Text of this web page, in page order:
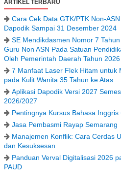
ARTIKEL TERBARU
Cara Cek Data GTK/PTK Non-
Dapodik Sampai 31 Desember 2024
SE Mendikdasmen Nomor 7
Guru Non ASN Pada Satuan
Oleh Pemerintah Daerah Tahun 2026
7 Manfaat Laser Flek Hitam untuk
pada Kulit Wanita 35 Tahun ke Atas
Aplikasi Dapodik Versi 2027
2026/2027
Pentingnya Kursus Bahasa
Jasa Pembasmi Rayap Semarang
Manajemen Konflik: Cara Cerdas
dan Kesuksesan
Panduan Verval Digitalisasi 2026
PAUD